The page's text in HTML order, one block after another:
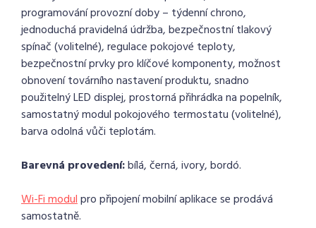
programování provozní doby – týdenní chrono,
jednoduchá pravidelná údržba, bezpečnostní tlakový
spínač (volitelné), regulace pokojové teploty,
bezpečnostní prvky pro klíčové komponenty, možnost
obnovení továrního nastavení produktu, snadno
použitelný LED displej, prostorná přihrádka na popelník,
samostatný modul pokojového termostatu (volitelné),
barva odolná vůči teplotám.
Barevná provedení:bílá, černá, ivory, bordó.
Wi-Fi modulpro připojení mobilní aplikace se prodává
samostatně.